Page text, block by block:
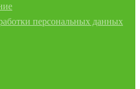
персональных данных